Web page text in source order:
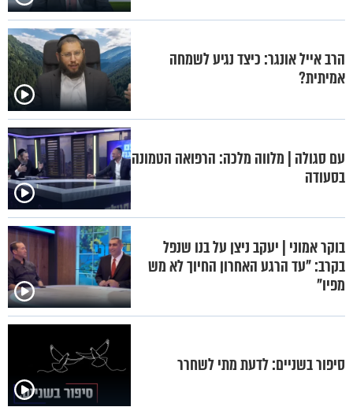
הרב אייל אונגר: כיצד נגיע לשמחה
אמיתית?
עם סגולה | מלווה מלכה: הרפואה הטמונה
בסעודה
בוקר אמוני | יעקב ניצן על בנו שנפל
בקרב: "עד הרגע האחרון החיוך לא מש
מפיו"
סיפור בשניים: לדעת מתי לשחרר